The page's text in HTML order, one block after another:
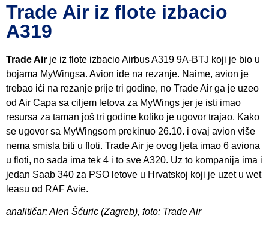
Trade Air iz flote izbacio
A319
Trade Air je iz flote izbacio Airbus A319 9A-BTJ koji je bio u
bojama MyWingsa. Avion ide na rezanje. Naime, avion je
trebao ići na rezanje prije tri godine, no Trade Air ga je uzeo
od Air Capa sa ciljem letova za MyWings jer je isti imao
resursa za taman još tri godine koliko je ugovor trajao. Kako
se ugovor sa MyWingsom prekinuo 26.10. i ovaj avion više
nema smisla biti u floti. Trade Air je ovog ljeta imao 6 aviona
u floti, no sada ima tek 4 i to sve A320. Uz to kompanija ima i
jedan Saab 340 za PSO letove u Hrvatskoj koji je uzet u wet
leasu od RAF Avie.
analitičar: Alen Šćuric (Zagreb), foto: Trade Air